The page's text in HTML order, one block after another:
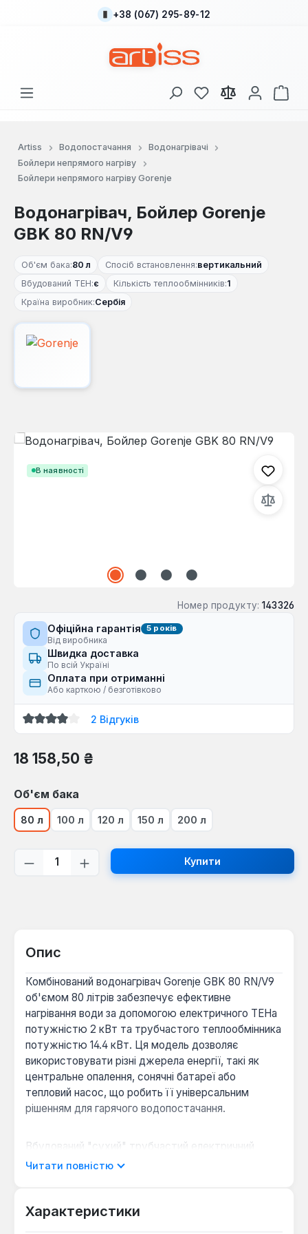
Перейти до основного вмісту
+38 (067) 295-89-12
У вас є 0 у списку
Artiss Водопостачання
Водонагрівачі
Бойлери непрямого нагріву
Бойлери непрямого нагріву Gorenje
Водонагрівач, Бойлер Gorenje
GBK 80 RN/V9
Об'єм бака:80 л Спосіб встановлення:вертикальний
Вбудований ТЕН:є Кількість теплообмінників:1
Країна виробник:Сербія
В наявності
Пропустити галерею зображень
Номер продукту: 143326
Офіційна гарантія 5 років
Від виробника
Швидка доставка
По всій Україні
Оплата при отриманні
Або карткою / безготівково
Середня оцінка 3.5 з 5 зірок
2 Відгуків
Звичайна ціна:
18 158,50 ₴
Виберіть
Об'єм бака
80 л 100 л 120 л 150 л 200 л
Кількість товару: Введіть потрібну
Купити
Опис
Комбінований водонагрівач Gorenje GBK 80 RN/V9
об'ємом 80 літрів забезпечує ефективне
нагрівання води за допомогою електричного ТЕНа
потужністю 2 кВт та трубчастого теплообмінника
потужністю 14.4 кВт. Ця модель дозволяє
використовувати різні джерела енергії, такі як
центральне опалення, сонячні батареї або
тепловий насос, що робить її універсальним
рішенням для гарячого водопостачання.
Вбудований "сухий" трубчастий електричний
нагрівальний елемент розміщений у захисній
спрощує обслуговування. Внутрішня поверхня
Читати повністю
Характеристики